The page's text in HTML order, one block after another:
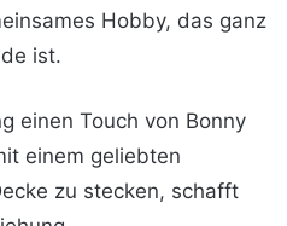
Hobby, das ganz
ist.
einen Touch von Bonny
einem geliebten
zu stecken, schafft